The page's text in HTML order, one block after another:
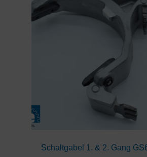
Schaltgabel 1. & 2. Gang